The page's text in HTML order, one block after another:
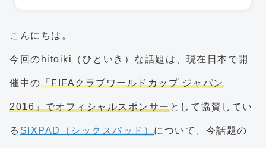
こんにちは。
今回のhitoiki（ひといき）な話題は、現在日本で開
催中の「FIFAクラブワールドカップ ジャパン
2016」でオフィシャルスポンサーとして協賛してい
る SIXPAD（シックスパッド）について、今話題の